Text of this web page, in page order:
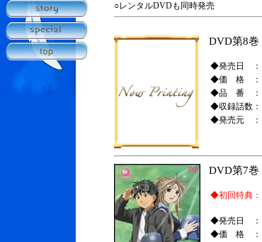
○レンタルDVDも同時発売
DVD第8巻
◆発売日 ：
◆価 格 ：
◆品 番 ：
◆収録話数：
◆発売元 ：
DVD第7巻
◆初回特典：
◆発売日 ：
◆価 格 ：